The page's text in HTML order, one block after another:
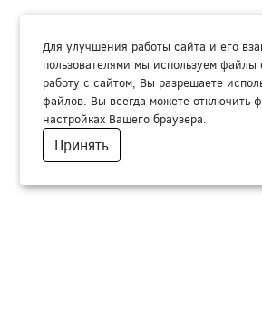
Для улучшения работы сайта и его
пользователями мы используем
работу с сайтом, Вы разрешаете
файлов. Вы всегда можете отключить
настройках Вашего браузера.
Принять